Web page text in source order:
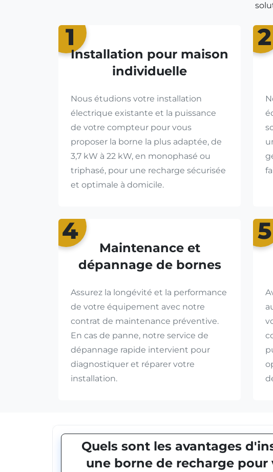
1
Installation pour maison
individuelle
Nous étudions votre installation
électrique existante et la puissance
de votre compteur pour vous
proposer la borne la plus adaptée, de
3,7 kW à 22 kW, en monophasé ou
triphasé, pour une recharge sécurisée
et optimale à domicile.
2
4
Maintenance et
dépannage de bornes
Assurez la longévité et la performance
de votre équipement avec notre
contrat de maintenance préventive.
En cas de panne, notre service de
dépannage rapide intervient pour
diagnostiquer et réparer votre
installation.
5
Quels sont les avantages
une borne de recharge pour